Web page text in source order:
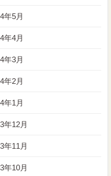
年5月
年4月
年3月
年2月
年1月
年12月
年11月
年10月